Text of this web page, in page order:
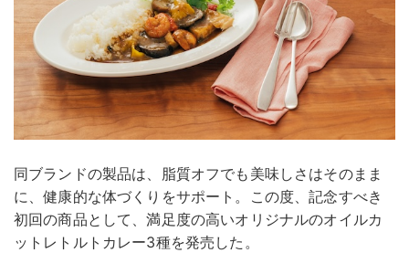
同ブランドの製品は、脂質オフでも美味しさはそのまま
に、健康的な体づくりをサポート。この度、記念すべき
初回の商品として、満足度の高いオリジナルのオイルカ
ットレトルトカレー3種を発売した。